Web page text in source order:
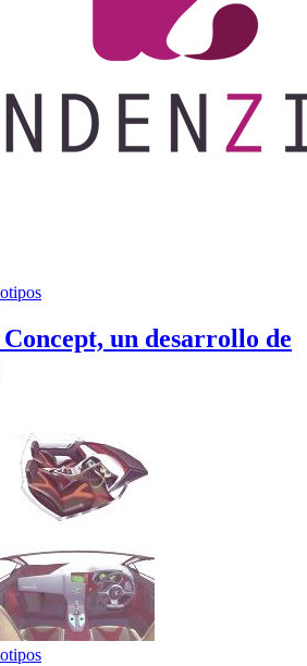
un desarrollo de